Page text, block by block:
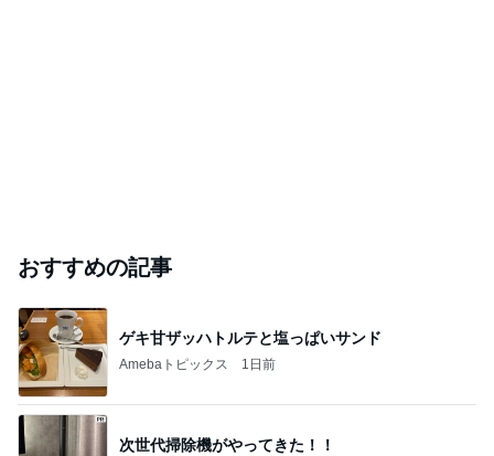
おすすめの記事
ゲキ甘ザッハトルテと塩っぱいサンド
Amebaトピックス 1日前
次世代掃除機がやってきた！！